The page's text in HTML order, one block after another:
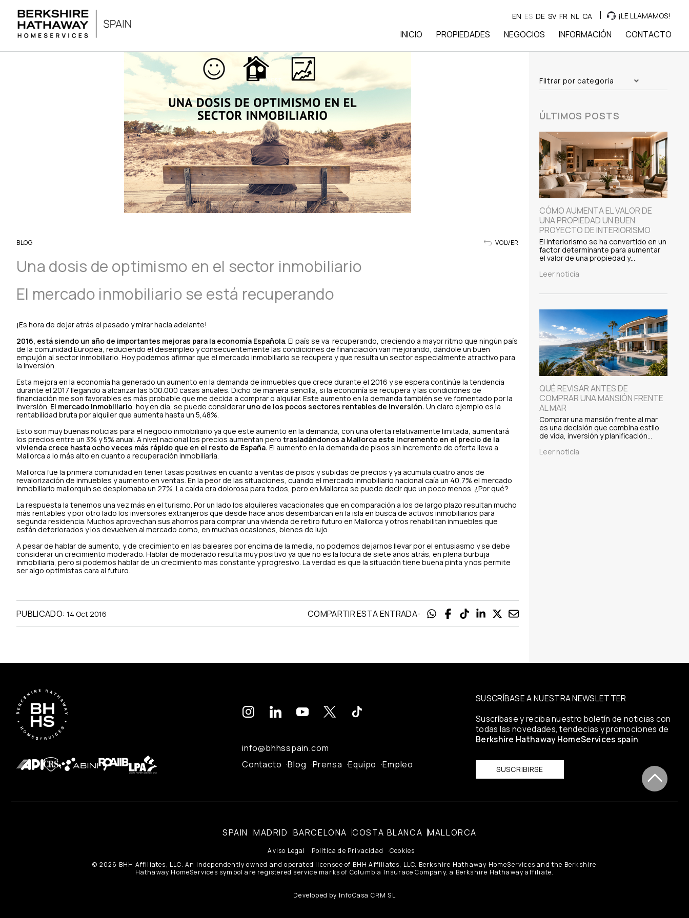
EN ES DE SV FR NL CA ¡LE LLAMAMOS!
INICIO PROPIEDADES NEGOCIOS INFORMACIÓN CONTACTO
BLOG VOLVER
Una dosis de optimismo en el sector inmobiliario
El mercado inmobiliario se está recuperando
¡Es hora de dejar atrás el pasado y mirar hacia adelante!
2016, está siendo un año de importantes mejoras para la economía Española. El país se va recuperando, creciendo a mayor ritmo que ningún país
de la comunidad Europea, reduciendo el desempleo y consecuentemente las condiciones de financiación van mejorando, dándole un buen
empujón al sector inmobiliario. Hoy podemos afirmar que el mercado inmobiliario se recupera y que resulta un sector especialmente atractivo para
la inversión.
Esta mejora en la economía ha generado un aumento en la demanda de inmuebles que crece durante el 2016 y se espera continúe la tendencia
durante el 2017 llegando a alcanzar las 500.000 casas anuales. Dicho de manera sencilla, si la economía se recupera y las condiciones de
financiación me son favorables es más probable que me decida a comprar o alquilar. Este aumento en la demanda también se ve fomentado por la
inversión. El mercado inmobiliario, hoy en día, se puede considerar uno de los pocos sectores rentables de inversión. Un claro ejemplo es la
rentabilidad bruta por alquiler que aumenta hasta un 5,48%.
Esto son muy buenas noticias para el negocio inmobiliario ya que este aumento en la demanda, con una oferta relativamente limitada, aumentará
los precios entre un 3% y 5% anual. A nivel nacional los precios aumentan pero trasladándonos a Mallorca este incremento en el precio de la
vivienda crece hasta ocho veces más rápido que en el resto de España. El aumento en la demanda de pisos sin incremento de oferta lleva a
Mallorca a lo más alto en cuanto a recuperación inmobiliaria.
Mallorca fue la primera comunidad en tener tasas positivas en cuanto a ventas de pisos y subidas de precios y ya acumula cuatro años de
revalorización de inmuebles y aumento en ventas. En la peor de las situaciones, cuando el mercado inmobiliario nacional caía un 40,7% el mercado
inmobiliario mallorquín se desplomaba un 27%. La caída era dolorosa para todos, pero en Mallorca se puede decir que un poco menos. ¿Por qué?
La respuesta la tenemos una vez más en el turismo. Por un lado los alquileres vacacionales que en comparación a los de largo plazo resultan mucho
más rentables y por otro lado los inversores extranjeros que desde hace años desembarcan en la isla en busca de activos inmobiliarios para
segunda residencia. Muchos aprovechan sus ahorros para comprar una vivienda de retiro futuro en Mallorca y otros rehabilitan inmuebles que
están deteriorados y los devuelven al mercado como, en muchas ocasiones, bienes de lujo.
A pesar de hablar de aumento, y de crecimiento en las baleares por encima de la media, no podemos dejarnos llevar por el entusiasmo y se debe
considerar un crecimiento moderado. Hablar de moderado resulta muy positivo ya que no es la locura de siete años atrás, en plena burbuja
inmobiliaria, pero si podemos hablar de un crecimiento más constante y progresivo. La verdad es que la situación tiene buena pinta y nos permite
ser algo optimistas cara al futuro.
PUBLICADO: 14 Oct 2016 COMPARTIR ESTA ENTRADA-
Filtrar por categoría
ÚLTIMOS POSTS
CÓMO AUMENTA EL VALOR DE
UNA PROPIEDAD UN BUEN
PROYECTO DE INTERIORISMO
El interiorismo se ha convertido en un
factor determinante para aumentar
el valor de una propiedad y…
Leer noticia
QUÉ REVISAR ANTES DE
COMPRAR UNA MANSIÓN FRENTE
AL MAR
Comprar una mansión frente al mar
es una decisión que combina estilo
de vida, inversión y planificación…
Leer noticia
info@bhhsspain.com
Contacto
Blog Prensa Equipo Empleo
SUSCRÍBASE A NUESTRA NEWSLETTER
Suscríbase y reciba nuestro boletín de noticias con
todas las novedades, tendecias y promociones de
Berkshire Hathaway HomeServices spain.
SUSCRIBIRSE
SPAIN MADRID BARCELONA COSTA BLANCA MALLORCA
Aviso Legal Política de Privacidad
Cookies
© 2026 BHH Affiliates, LLC. An independently owned and operated licensee of BHH Affiliates, LLC. Berkshire Hathaway HomeServices and the Berkshire
Hathaway HomeServices symbol are registered service marks of Columbia Insurace Company, a Berkshire Hathaway affiliate.
Developed by InfoCasa CRM SL